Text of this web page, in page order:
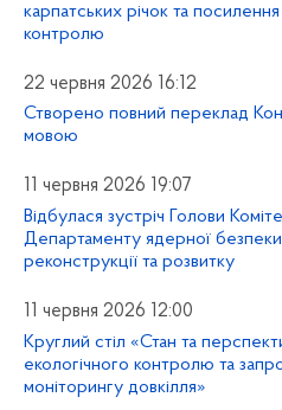
карпатських річок та
контролю
22 червня 2026 16:12
Створено повний переклад
мовою
11 червня 2026 19:07
Відбулася зустріч Голови
Департаменту ядерної
реконструкції та розвитку
11 червня 2026 12:00
Круглий стіл «Стан та
екологічного контролю та
моніторингу довкілля»